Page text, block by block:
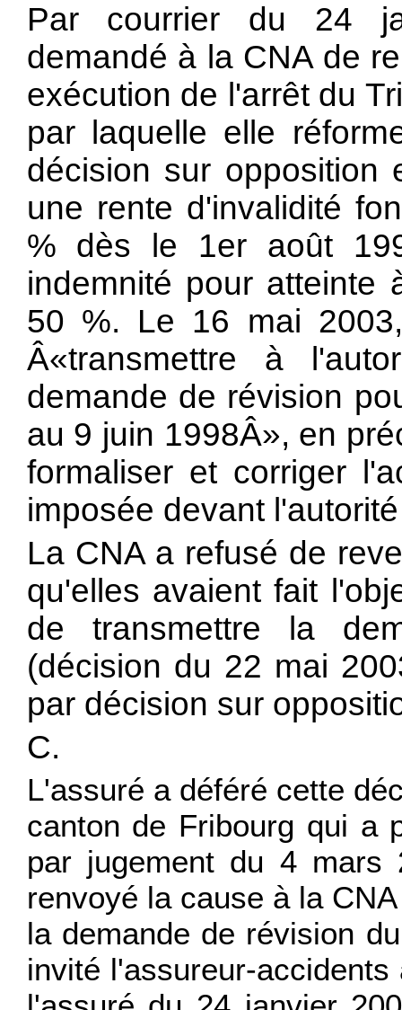
Par courrier du 24
demandé à la CNA de
exécution de l'arrêt du
par laquelle elle
décision sur opposition
une rente d'invalidité
% dès le 1er août
indemnité pour
50 %. Le 16 mai
Â«transmettre à
demande de révision
au 9 juin 1998Â», en
formaliser et corriger
imposée devant
La CNA a refusé de
qu'elles avaient fait
de transmettre la
(décision du 22 mai
par décision sur
C.
L'assuré a déféré cette
canton de Fribourg qui a
par jugement du 4 mars
renvoyé la cause à la
la demande de révision
invité l'assureur-